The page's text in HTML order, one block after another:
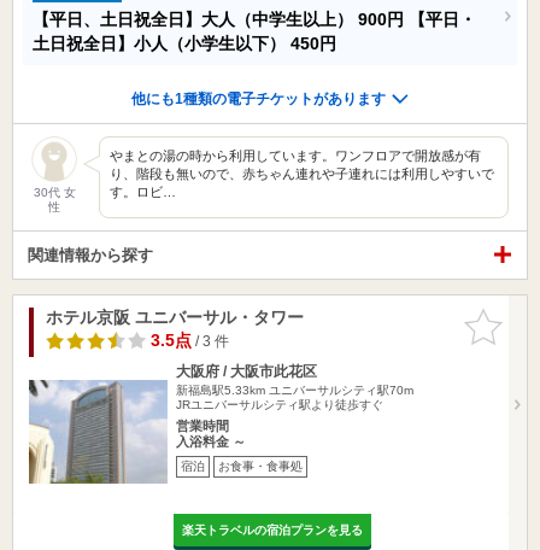
【平日、土日祝全日】大人（中学生以上） 900円
【平日・
土日祝全日】小人（小学生以下） 450円
他にも1種類の電子チケットがあります
30代 女
性
やまとの湯の時から利用しています。ワンフロアで開放感が有
り、階段も無いので、赤ちゃん連れや子連れには利用しやすいで
す。ロビ…
関連情報から探す
お気に入
りに追加
ホテル京阪 ユニバーサル・タワー
3.5点/ 3 件
大阪府 / 大阪市此花区
新福島駅5.33km ユニバーサルシティ駅70m
JRユニバーサルシティ駅より徒歩すぐ
営業時間
入浴料金 ～
宿泊 お食事・食事処
楽天トラベルの宿泊プランを見る